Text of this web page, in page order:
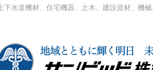
上下水道機材、住宅機器、土木、建設資材、機